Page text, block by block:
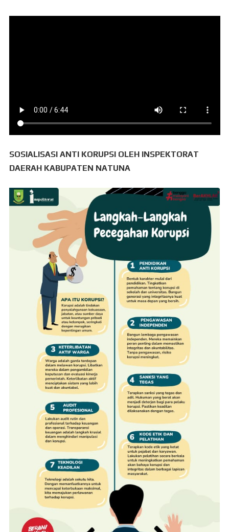
SOSIALISASI ANTI KORUPSI OLEH INSPEKTORAT
DAERAH KABUPATEN NATUNA